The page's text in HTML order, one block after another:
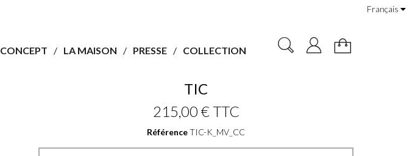
Français
CONCEPT LA MAISON PRESSE COLLECTION
TIC
215,00 € TTC
RéférenceTIC-K_MV_CC